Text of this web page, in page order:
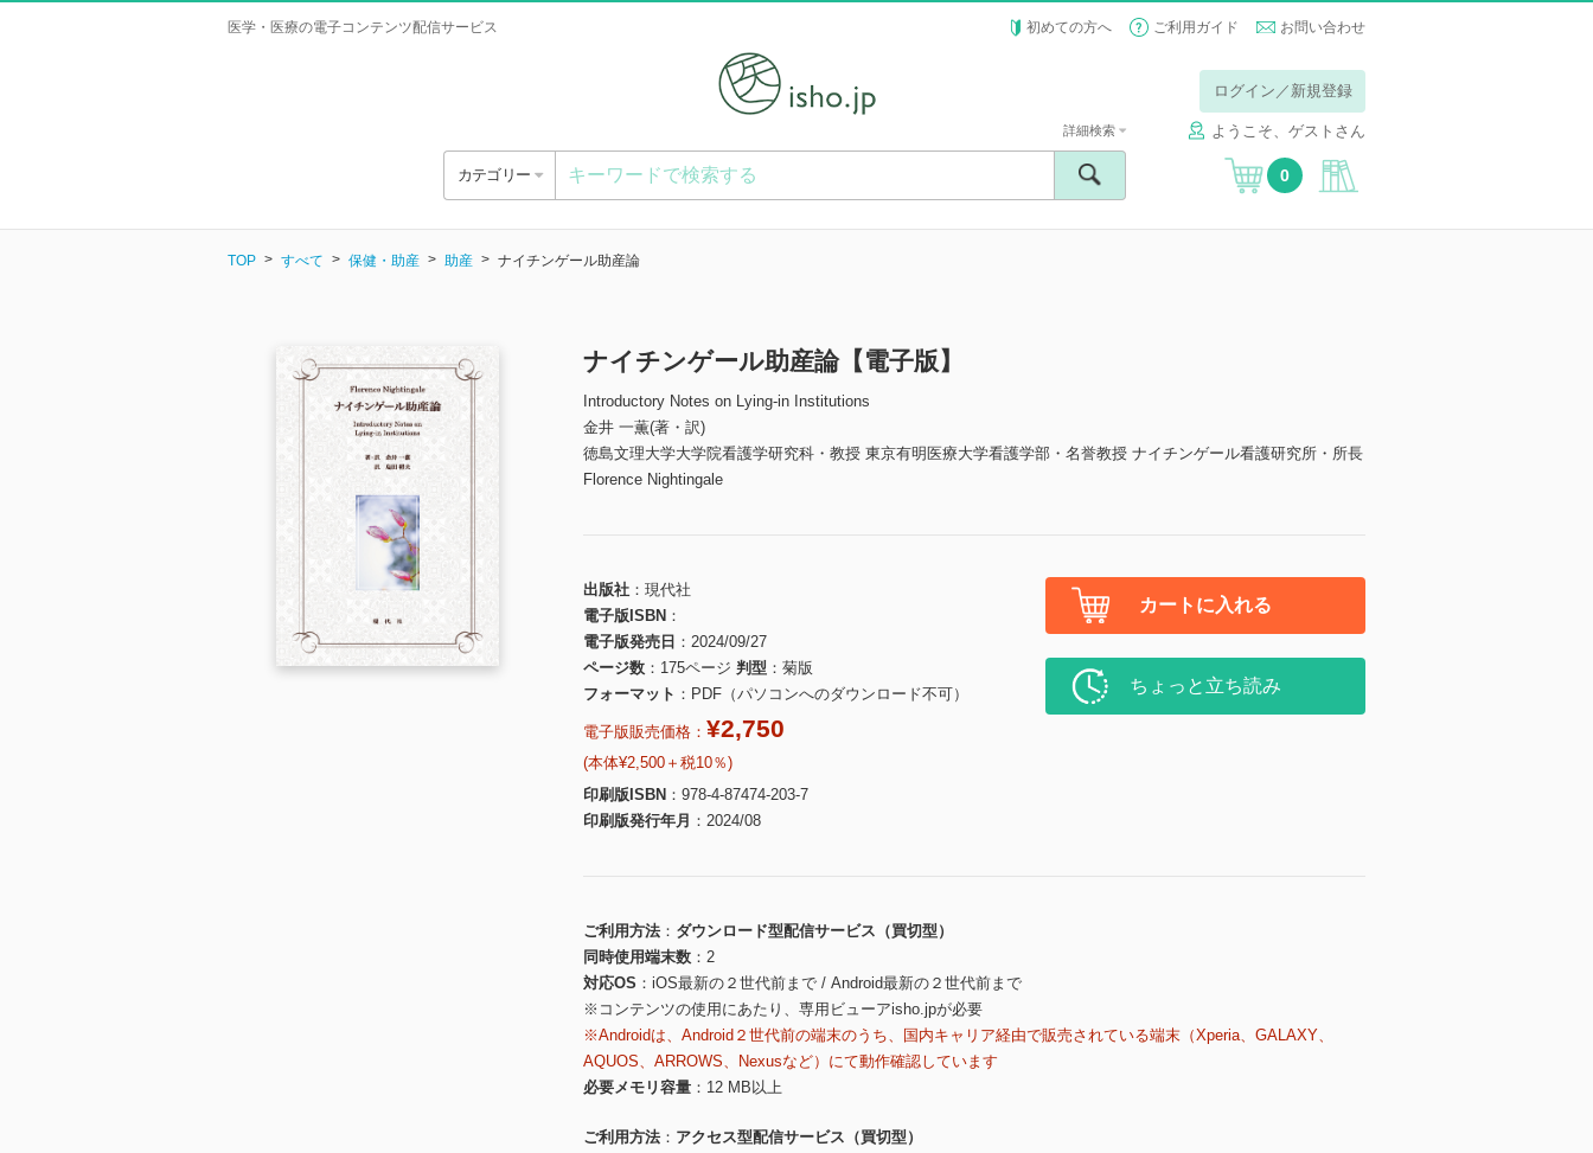
医学・医療の電子コンテンツ配信サービス 初めての方へ ご利用ガイド お問い合わせ
ログイン／新規登録
ようこそ、ゲストさん
カテゴリー
詳細検索
0
TOP すべて 保健・助産 助産 ナイチンゲール助産論
ナイチンゲール助産論【電子版】
Introductory Notes on Lying-in Institutions
金井 一薫(著・訳)
徳島文理大学大学院看護学研究科・教授 東京有明医療大学看護学部・名誉教授 ナイチンゲール看護研究所・所長
Florence Nightingale
出版社
現代社
電子版ISBN
電子版発売日
2024/09/27
ページ数
175ページ 判型
菊版
フォーマット
PDF（パソコンへのダウンロード不可）
電子版販売価格： ¥2,750
(本体¥2,500＋税10％)
印刷版ISBN
978-4-87474-203-7
印刷版発行年月
2024/08
カートに入れる
ちょっと立ち読み
ご利用方法
ダウンロード型配信サービス（買切型）
同時使用端末数
2
対応OS
iOS最新の２世代前まで / Android最新の２世代前まで
※コンテンツの使用にあたり、専用ビューアisho.jpが必要
※Androidは、Android２世代前の端末のうち、国内キャリア経由で販売されている端末（Xperia、GALAXY、
AQUOS、ARROWS、Nexusなど）にて動作確認しています
必要メモリ容量
12 MB以上
ご利用方法
アクセス型配信サービス（買切型）